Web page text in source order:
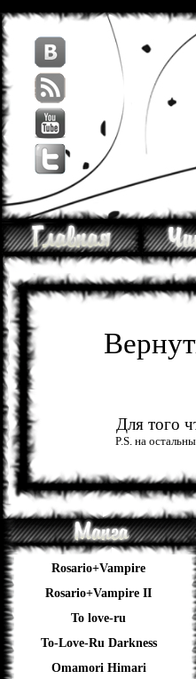
Для того
P.S. на
Rosario+Vampire
Rosario+Vampire II
To love-ru
To-Love-Ru Darkness
Omamori Himari